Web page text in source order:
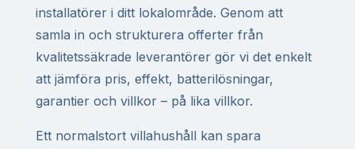
installatörer i ditt lokalområde. Genom att
samla in och strukturera offerter från
kvalitetssäkrade leverantörer gör vi det enkelt
att jämföra pris, effekt, batterilösningar,
garantier och villkor – på lika villkor.
Ett normalstort villahushåll kan spara